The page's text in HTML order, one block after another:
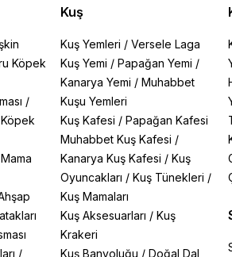
Köpek
/
Köpek
/
Kuş
Kuş Yemleri / Versele Laga
Kuş Yemi / Papağan Yemi /
Kanarya Yemi / Muhabbet
Kuşu Yemleri
Kuş Kafesi / Papağan Kafesi
Muhabbet Kuş Kafesi /
Kanarya Kuş Kafesi / Kuş
Oyuncakları / Kuş Tünekleri /
Kuş Mamaları
Kuş Aksesuarları / Kuş
Krakeri
Kuş Banyoluğu / Doğal Dal